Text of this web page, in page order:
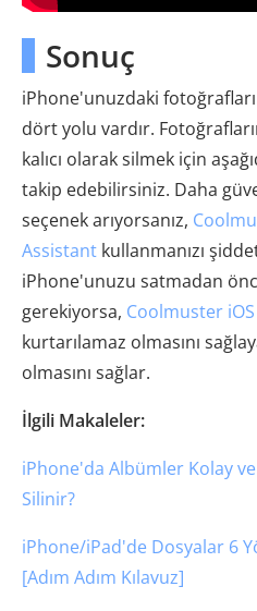
Sonuç
iPhone'unuzdaki fotoğrafları
dört yolu vardır.
kalıcı olarak silmek için
takip edebilirsiniz. Daha
seçenek arıyorsanız,
Assistant kullanmanızı
iPhone'unuzu satmadan
gerekiyorsa, Coolmuster
kurtarılamaz olmasını
olmasını sağlar.
İlgili Makaleler:
iPhone'da Albümler Kolay ve
Silinir?
iPhone/iPad'de Dosyalar 6
[Adım Adım Kılavuz]